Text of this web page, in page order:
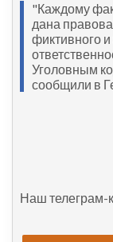
"Каждому
дана
фиктивного
Уголовным
сообщили в
Наш телеграм-